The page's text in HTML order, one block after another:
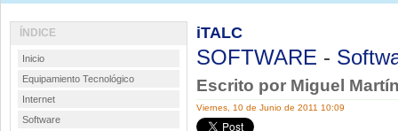
iTALC
SOFTWARE -
Escrito por Miguel
Viernes, 10 de Junio de 2011 10:09
ÍNDICE
Inicio
Equipamiento Tecnológico
Internet
Software